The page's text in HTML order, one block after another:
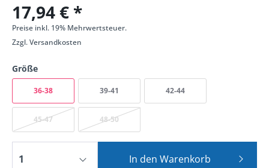
17,94 € *
Preise inkl. 19% Mehrwertsteuer.
Zzgl.Versandkosten
Größe
36-38 39-41 42-44
45-47 48-50
In den Warenkorb